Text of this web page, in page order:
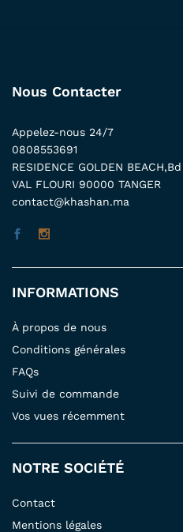
Nous Contacter
Appelez-nous 24/7
0808553691
RESIDENCE GOLDEN
VAL FLOURI 90000 TANGER
contact@khashan.ma
INFORMATIONS
À propos de nous
Conditions générales
FAQs
Suivi de commande
Vos vues récemment
NOTRE SOCIÉTÉ
Contact
Mentions légales